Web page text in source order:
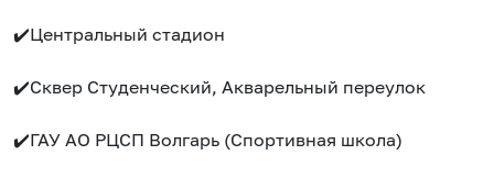
✔️Центральный стадион
✔️Сквер Студенческий, Акварельный переулок
✔️ГАУ АО РЦСП Волгарь (Спортивная школа)